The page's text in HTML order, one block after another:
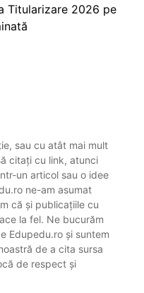
Titularizare 2026 pe
sau cu atât mai mult
citați cu link, atunci
un articol sau o idee
ne-am asumat
că și publicațiile cu
la fel. Ne bucurăm
Edupedu.ro și suntem
de a cita sursa
de respect și